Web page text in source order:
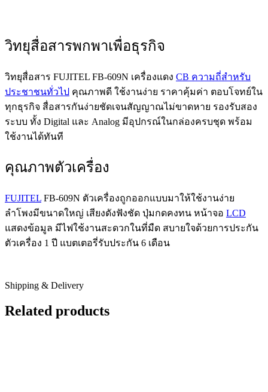
วิทยุสื่อสารพกพาเพื่อธุรกิจ
วิทยุสื่อสาร FUJITEL FB-609N เครื่องแดง CB ความถี่สำหรับ
ประชาชนทั่วไป คุณภาพดี ใช้งานง่าย ราคาคุ้มค่า ตอบโจทย์ใน
ทุกธุรกิจ สื่อสารกันง่ายชัดเจนสัญญาณไม่ขาดหาย รองรับสอง
ระบบ ทั้ง Digital และ Analog มีอุปกรณ์ในกล่องครบชุด พร้อม
ใช้งานได้ทันที
คุณภาพตัวเครื่อง
FUJITEL FB-609N ตัวเครื่องถูกออกแบบมาให้ใช้งานง่าย
ลำโพงมีขนาดใหญ่ เสียงดังฟังชัด ปุ่มกดคงทน หน้าจอ LCD
แสดงข้อมูล มีไฟใช้งานสะดวกในที่มืด สบายใจด้วยการประกัน
ตัวเครื่อง 1 ปี แบตเตอรี่รับประกัน 6 เดือน
Shipping & Delivery
Related products